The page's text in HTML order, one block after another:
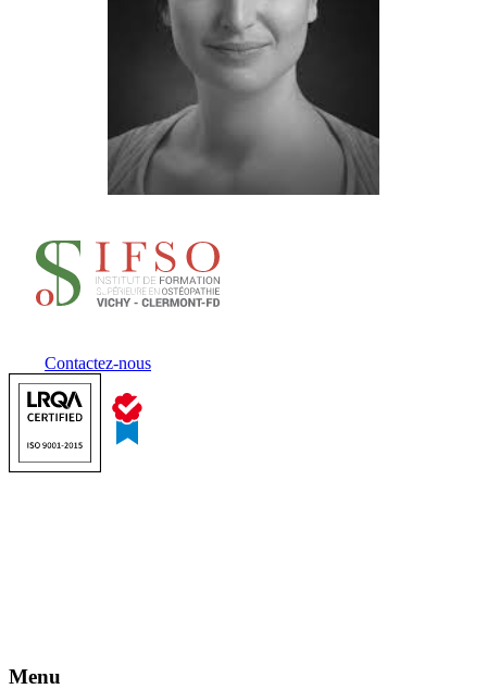
Contactez-nous
Menu